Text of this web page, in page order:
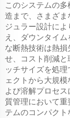
このシステムの
造まで、さまざ
ジュラー設計に
え、ダウンタイ
な断熱技術は熱
せ、コスト削減
ッチサイズを処
ェクトから大規
よび溶解プロセ
質管理において
テムのコンパク